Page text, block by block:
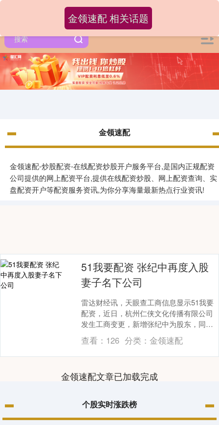
金领速配
金领速配-炒股配资-在线配资炒股开户服务平台,是国内正规配资
公司提供的网上配资平台,提供在线配资炒股、网上配资查询、实
盘配资开户等配资服务资讯,为你分享海量最新热点行业资讯!
金领速配 相关话题
51我要配资 张纪中再度入股
妻子名下公司
雷达财经讯，天眼查工商信息显示51我要
配资，近日，杭州仁侠文化传播有限公司
发生工商变更，新增张纪中为股东，同
时，注册资本由100万人民币增至250万人
民币，增幅....
查看： 126 分类： 金领速配
金领速配文章已加载完成
个股实时涨跌榜